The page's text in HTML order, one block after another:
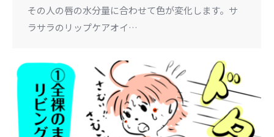
その人の唇の水分量に合わせて色が変化します。サ
ラサラのリップケアオイ…